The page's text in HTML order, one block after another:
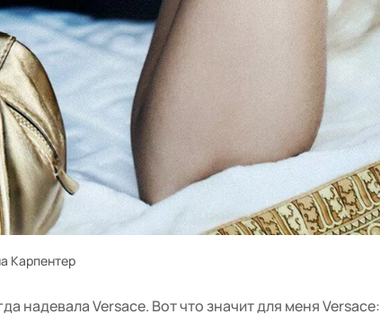
Карпентер
надевала Versace. Вот что значит для меня Versace: